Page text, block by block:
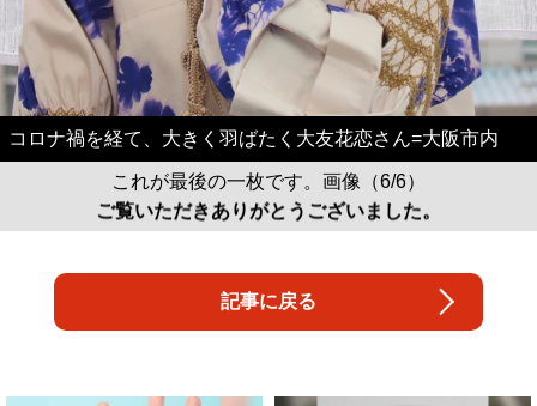
コロナ禍を経て、大きく羽ばたく大友花恋さん=大阪市内
これが最後の一枚です。画像（6/6）
ご覧いただきありがとうございました。
記事に戻る